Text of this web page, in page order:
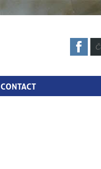
CONTACT